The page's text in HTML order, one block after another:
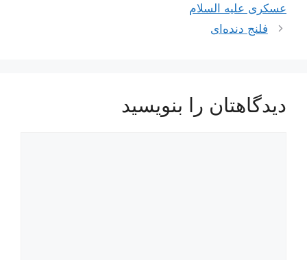
عسكرى علیه السلام
فلنج دنده‌ای
دیدگاهتان را بنویسید